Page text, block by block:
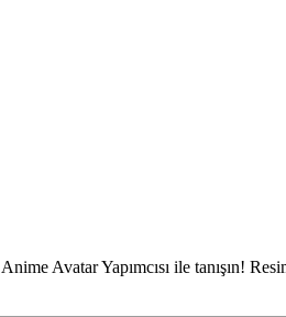
Avatar Yapımcısı ile tanışın!